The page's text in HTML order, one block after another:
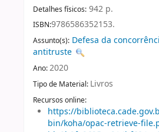
Detalhes físicos: 942 p.
ISBN:9786586352153.
Assunto(s): Defesa da
antitruste
Ano:2020
Tipo de Material: Livros
Recursos online:
https://
bin/koha/opac-retrieve-